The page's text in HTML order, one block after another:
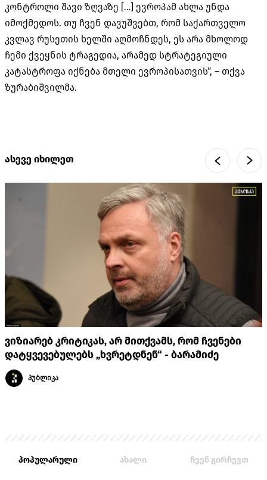
კონტროლი შავი ზღვაზე […] ევროპამ ახლა უნდა
იმოქმედოს. თუ ჩვენ დავუშვებთ, რომ საქართველო
კვლავ რუსეთის ხელში აღმოჩნდეს, ეს არა მხოლოდ
ჩემი ქვეყნის ტრაგედია, არამედ სტრატეგიული
კატასტროფა იქნება მთელი ევროპისათვის”, – თქვა
ზურაბიშვილმა.
ასევე იხილეთ
ვიზიარებ კრიტიკას, არ მითქვამს, რომ ჩვენები
დატყვევებულებს „ხვრეტდნენ“ - ბარამიძე
პუბლიკა
პოპულარული ახალი ჩვენ გირჩევთ